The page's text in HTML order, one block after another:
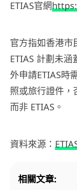
ETIAS官網
官方指如香港市
ETIAS 計劃未
外申請ETIAS時
照或旅行證件，
而非 ETIAS。
資料來源：
相關文章: